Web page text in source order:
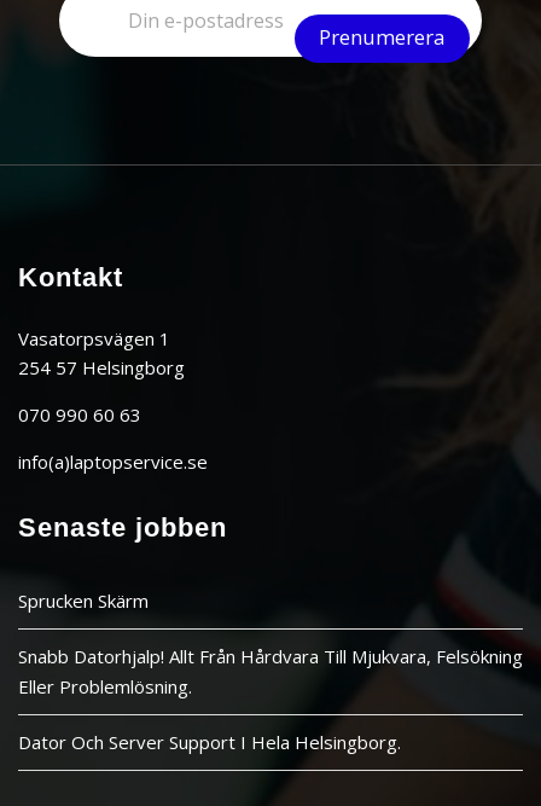
Kontakt
Vasatorpsvägen 1
254 57 Helsingborg
070 990 60 63
info(a)laptopservice.se
Senaste jobben
Sprucken Skärm
Snabb Datorhjalp! Allt Från Hårdvara Till Mjukvara, Felsökning
Eller Problemlösning.
Dator Och Server Support I Hela Helsingborg.